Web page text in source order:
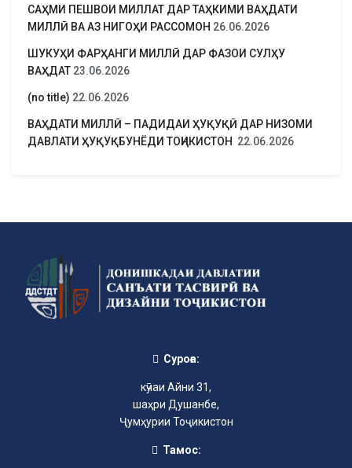
САҲМИ ПЕШВОИ МИЛЛАТ ДАР ТАҲКИМИ ВАҲДАТИ
МИЛЛӢ ВА АЗ НИГОҲИ РАССОМОН 26.06.2026
ШУКУҲИ ФАРҲАНГИ МИЛЛӢ ДАР ФАЗОИ СУЛҲУ
ВАҲДАТ 23.06.2026
(no title) 22.06.2026
ВАҲДАТИ МИЛЛӢ – ПАДИДАИ ҲУҚУҚӢ ДАР НИЗОМИ
ДАВЛАТИ ҲУҚУҚБУНЁДИ ТОҶИКИСТОН 22.06.2026
Суроға:
кӯчаи Айни 31,
шаҳри Душанбе,
Ҷумҳурии Тоҷикистон
Тамос: